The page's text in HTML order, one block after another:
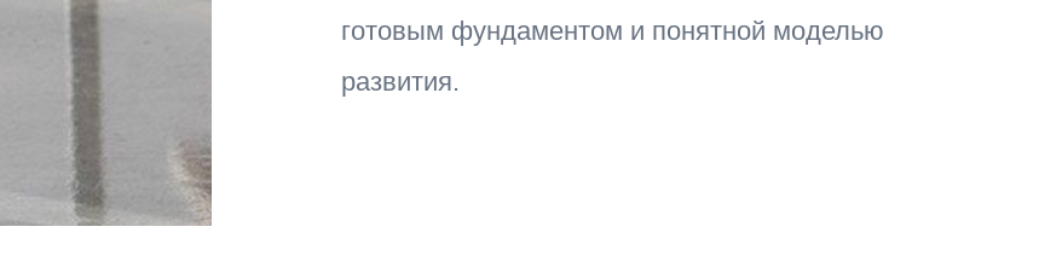
готовым фундаментом и понятной моделью
развития.